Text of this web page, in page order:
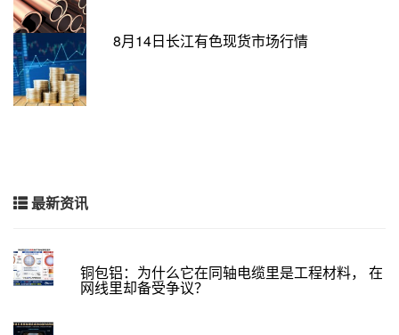
8月14日长江有色现货市场行情
最新资讯
铜包铝：为什么它在同轴电缆里是工程材料， 在
网线里却备受争议？